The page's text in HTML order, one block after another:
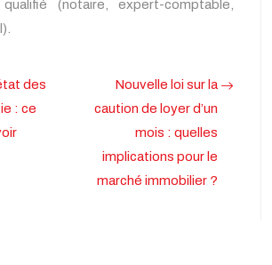
(notaire, expert-comptable,
des
: ce
Nouvelle loi sur la
caution de loyer d’un
mois : quelles
implications pour le
marché immobilier ?